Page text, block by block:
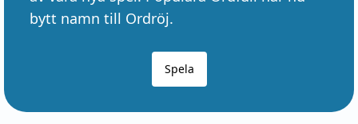
bytt namn till Ordröj.
Spela